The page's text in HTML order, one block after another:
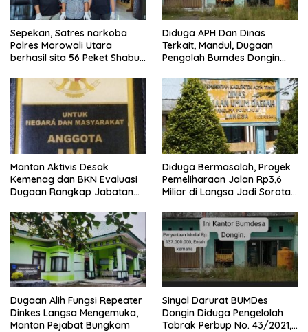
Sepekan, Satres narkoba
Polres Morowali Utara
berhasil sita 56 Peket Shabu
pelaku
Diduga APH Dan Dinas
Terkait, Mandul, Dugaan
Pengolah Bumdes Dongin
Program Pemerintah.
Mantan Aktivis Desak
Kemenag dan BKN Evaluasi
Dugaan Rangkap Jabatan
Diduga Bermasalah, Proyek
Pemeliharaan Jalan Rp3,6
Miliar di Langsa Jadi Sorotan
Dugaan Alih Fungsi Repeater
Dinkes Langsa Mengemuka,
Mantan Pejabat Bungkam
Sinyal Darurat BUMDes
Dongin Diduga Pengelolah
Tabrak Perbup No. 43/2021,